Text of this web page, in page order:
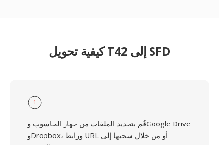
كيفية تحويل T42 إلى SFD
1
قُم بتحديد الملفات من جهاز الحاسوب وGoogle Drive
وDropbox، ورابط URL أو من خلال سحبها إلى